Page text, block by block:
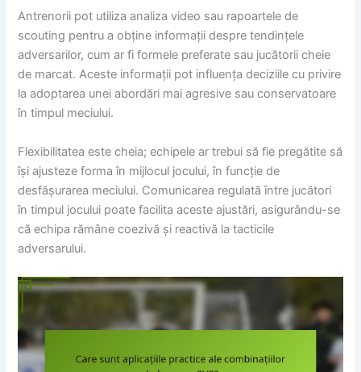
Antrenorii pot utiliza analiza video sau rapoartele de
scouting pentru a obține informații despre tendințele
adversarilor, cum ar fi formele preferate sau jucătorii cheie
de marcat. Aceste informații pot influența deciziile cu privire
la adoptarea unei abordări mai agresive sau conservatoare
în timpul meciului.
Flexibilitatea este cheia; echipele ar trebui să fie pregătite să
își ajusteze forma în mijlocul jocului, în funcție de
desfășurarea meciului. Comunicarea regulată între jucători
în timpul jocului poate facilita aceste ajustări, asigurându-se
că echipa rămâne coezivă și reactivă la tacticile
adversarului.